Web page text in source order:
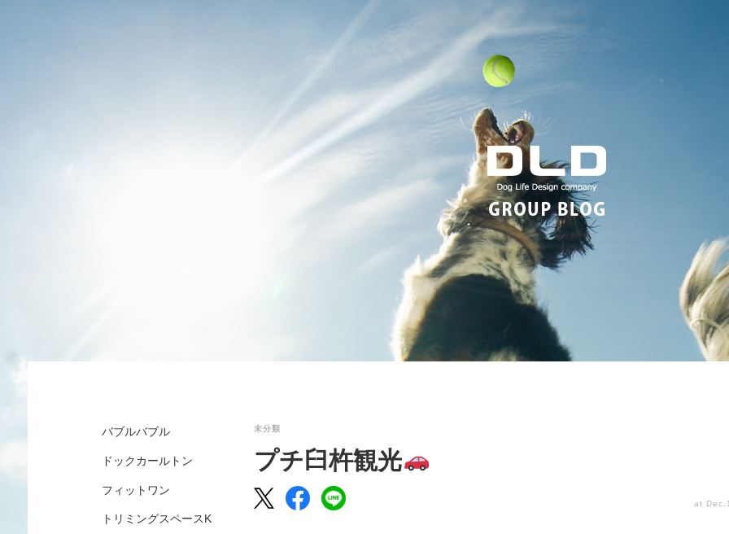
バブルバブル
ドックカールトン
フィットワン
トリミングスペースK
未分類
プチ臼杵観光
at